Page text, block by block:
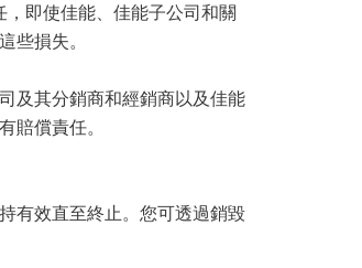
即使佳能、佳能子公司和關
些損失。
及其分銷商和經銷商以及佳能
賠償責任。
有效直至終止。您可透過銷毀